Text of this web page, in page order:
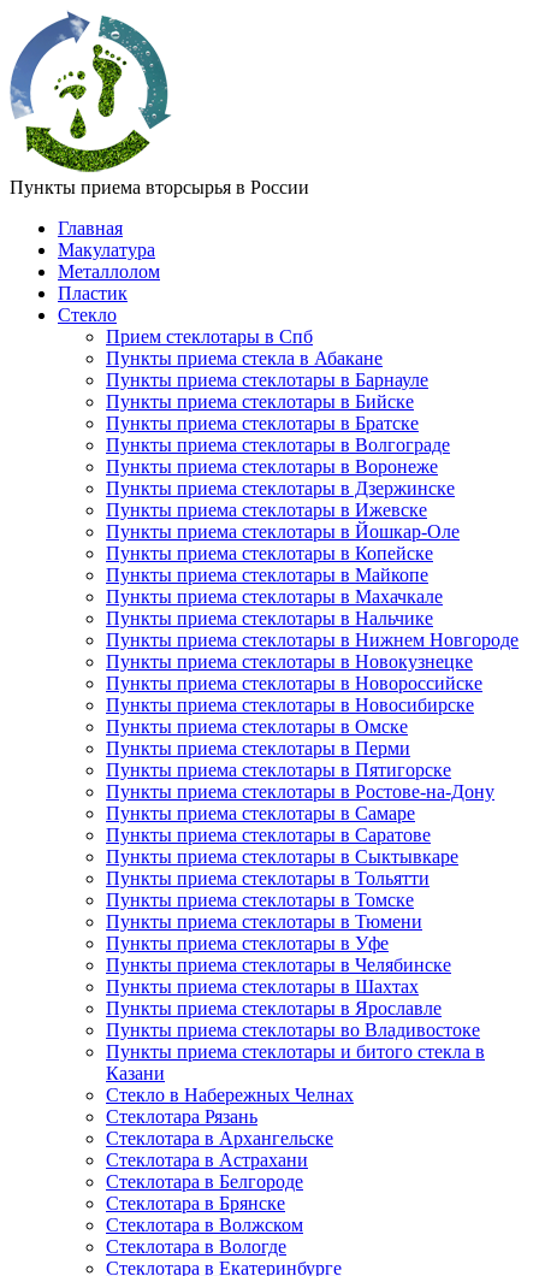
Пункты приема вторсырья в России
Главная
Макулатура
Металлолом
Пластик
Стекло
Прием стеклотары в Спб
Пункты приема стекла в Абакане
Пункты приема стеклотары в Барнауле
Пункты приема стеклотары в Бийске
Пункты приема стеклотары в Братске
Пункты приема стеклотары в Волгограде
Пункты приема стеклотары в Воронеже
Пункты приема стеклотары в Дзержинске
Пункты приема стеклотары в Ижевске
Пункты приема стеклотары в Йошкар-Оле
Пункты приема стеклотары в Копейске
Пункты приема стеклотары в Майкопе
Пункты приема стеклотары в Махачкале
Пункты приема стеклотары в Нальчике
Пункты приема стеклотары в Нижнем Новгороде
Пункты приема стеклотары в Новокузнецке
Пункты приема стеклотары в Новороссийске
Пункты приема стеклотары в Новосибирске
Пункты приема стеклотары в Омске
Пункты приема стеклотары в Перми
Пункты приема стеклотары в Пятигорске
Пункты приема стеклотары в Ростове-на-Дону
Пункты приема стеклотары в Самаре
Пункты приема стеклотары в Саратове
Пункты приема стеклотары в Сыктывкаре
Пункты приема стеклотары в Тольятти
Пункты приема стеклотары в Томске
Пункты приема стеклотары в Тюмени
Пункты приема стеклотары в Уфе
Пункты приема стеклотары в Челябинске
Пункты приема стеклотары в Шахтах
Пункты приема стеклотары в Ярославле
Пункты приема стеклотары во Владивостоке
Пункты приема стеклотары и битого стекла в
Казани
Стекло в Набережных Челнах
Стеклотара Рязань
Стеклотара в Архангельске
Стеклотара в Астрахани
Стеклотара в Белгороде
Стеклотара в Брянске
Стеклотара в Волжском
Стеклотара в Вологде
Стеклотара в Екатеринбурге